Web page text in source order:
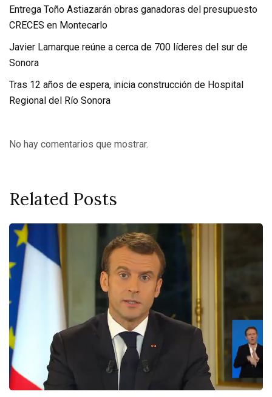
Entrega Toño Astiazarán obras ganadoras del presupuesto
CRECES en Montecarlo
Javier Lamarque reúne a cerca de 700 líderes del sur de
Sonora
Tras 12 años de espera, inicia construcción de Hospital
Regional del Río Sonora
No hay comentarios que mostrar.
Related Posts